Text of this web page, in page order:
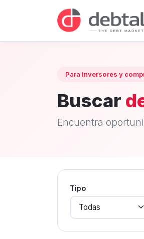
Para inversores y
Buscar
Encuentra
Tipo